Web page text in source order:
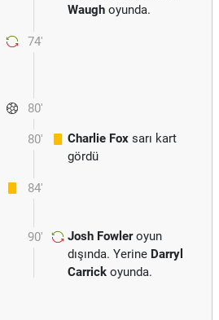
Waugh oyunda.
74'
80'
80' Charlie Fox sarı kart
gördü
84'
90' Josh Fowleroyun
dışında. Yerine Darryl
Carrick oyunda.